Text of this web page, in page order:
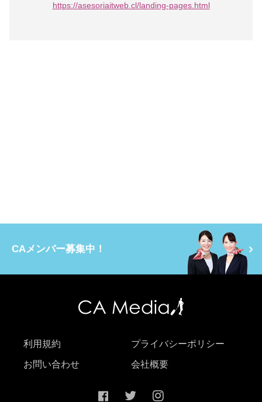
https://asesoriaitweb.cl/landing-pages.html
CAメンバー募集中！
利用規約 プライバシーポリシー
お問い合わせ 会社概要